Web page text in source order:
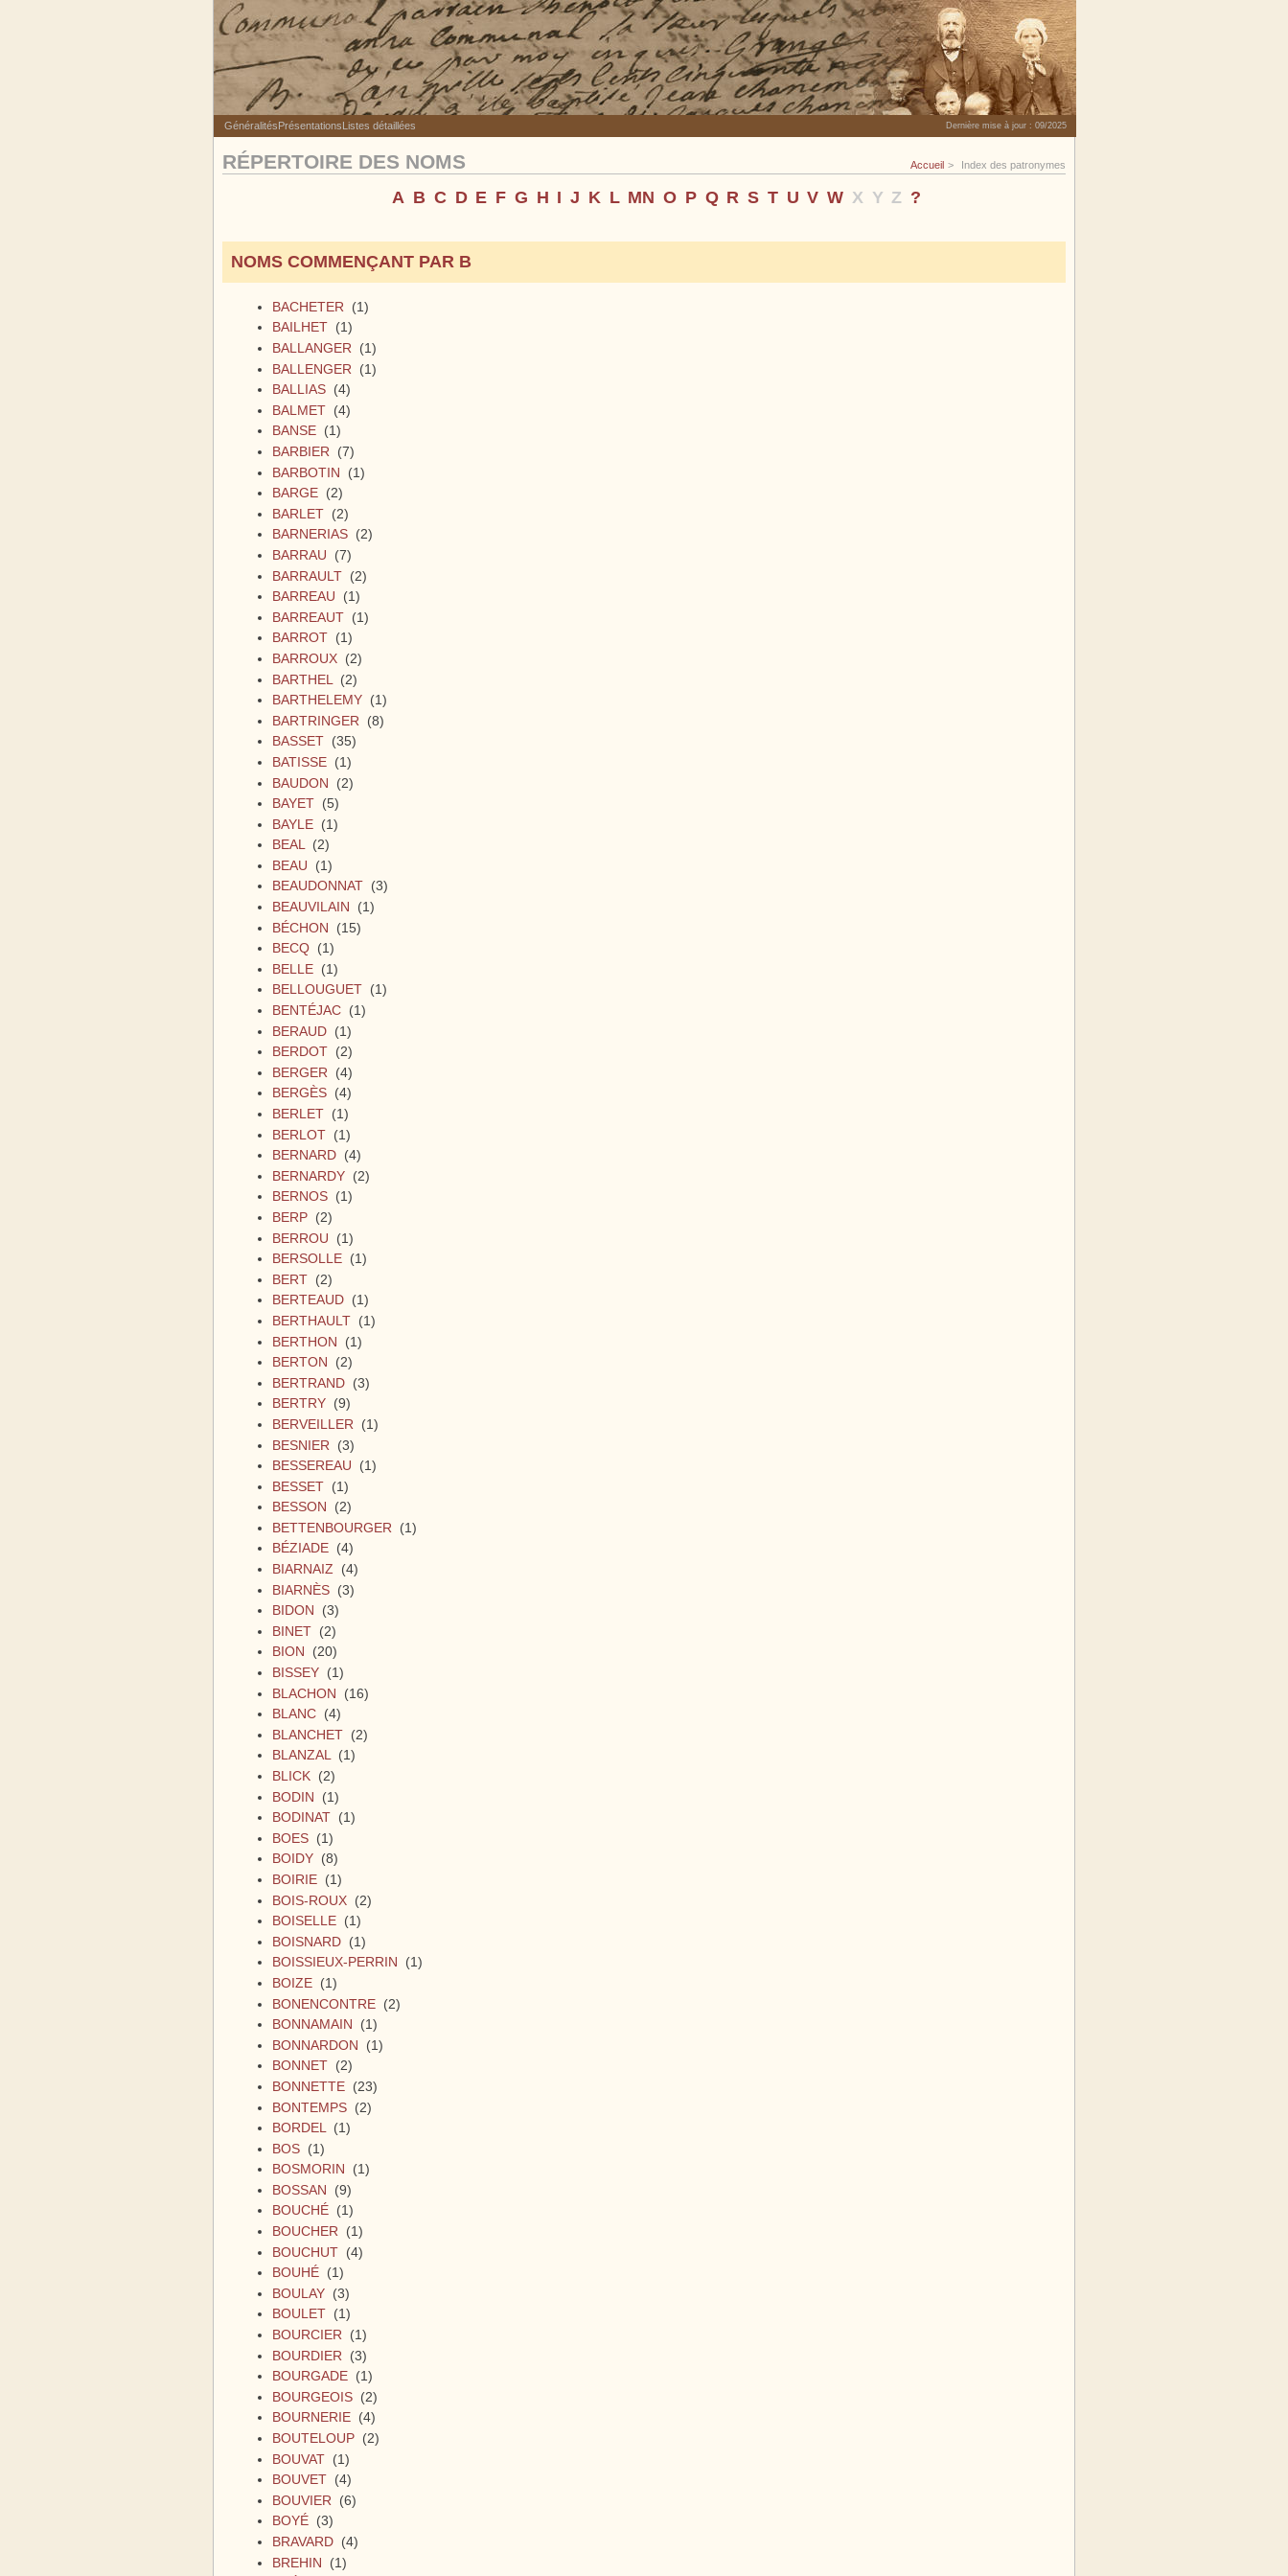
Généralités Présentations Listes détaillées Dernière mise à jour : 09/2025
RÉPERTOIRE DES NOMS Accueil Index des patronymes
A B C D E F G H I J K L MN O P Q R S T U V W X Y Z ?
NOMS COMMENÇANT PAR B
BACHETER (1)
BAILHET (1)
BALLANGER (1)
BALLENGER (1)
BALLIAS (4)
BALMET (4)
BANSE (1)
BARBIER (7)
BARBOTIN (1)
BARGE (2)
BARLET (2)
BARNERIAS (2)
BARRAU (7)
BARRAULT (2)
BARREAU (1)
BARREAUT (1)
BARROT (1)
BARROUX (2)
BARTHEL
(2)
BARTHELEMY (1)
BARTRINGER (8)
BASSET (35)
BATISSE (1)
BAUDON (2)
BAYET (5)
BAYLE (1)
BEAL(2)
BEAU (1)
BEAUDONNAT (3)
BEAUVILAIN (1)
BÉCHON (15)
BECQ (1)
BELLE (1)
BELLOUGUET (1)
BENTÉJAC (1)
BERAUD (1)
BERDOT (2)
BERGER (4)
BERGÈS (4)
BERLET (1)
BERLOT (1)
BERNARD (4)
BERNARDY (2)
BERNOS (1)
BERP (2)
BERROU (1)
BERSOLLE (1)
BERT (2)
BERTEAUD (1)
BERTHAULT (1)
BERTHON (1)
BERTON (2)
BERTRAND (3)
BERTRY (9)
BERVEILLER (1)
BESNIER (3)
BESSEREAU (1)
BESSET (1)
BESSON (2)
BETTENBOURGER (1)
BÉZIADE (4)
BIARNAIZ (4)
BIARNÈS (3)
BIDON (3)
BINET (2)
BION (20)
BISSEY (1)
BLACHON (16)
BLANC (4)
BLANCHET (2)
BLANZAL(1)
BLICK (2)
BODIN (1)
BODINAT (1)
BOES (1)
BOIDY (8)
BOIRIE (1)
BOIS-ROUX (2)
BOISELLE (1)
BOISNARD (1)
BOISSIEUX-PERRIN (1)
BOIZE (1)
BONENCONTRE (2)
BONNAMAIN (1)
BONNARDON (1)
BONNET (2)
BONNETTE (23)
BONTEMPS (2)
BORDEL
(1)
BOS (1)
BOSMORIN (1)
BOSSAN (9)
BOUCHÉ (1)
BOUCHER (1)
BOUCHUT (4)
BOUHÉ (1)
BOULAY (3)
BOULET (1)
BOURCIER (1)
BOURDIER (3)
BOURGADE (1)
BOURGEOIS (2)
BOURNERIE (4)
BOUTELOUP (2)
BOUVAT (1)
BOUVET (4)
BOUVIER (6)
BOYÉ (3)
BRAVARD (4)
BREHIN (1)